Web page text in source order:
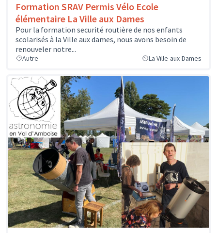
Formation SRAV Permis Vélo Ecole
élémentaire La Ville aux Dames
Pour la formation securité routière de nos enfants
scolarisés à la Ville aux dames, nous avons besoin de
renouveler notre...
Autre La Ville-aux-Dames